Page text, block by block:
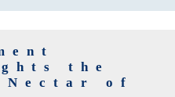
the
Nectar of